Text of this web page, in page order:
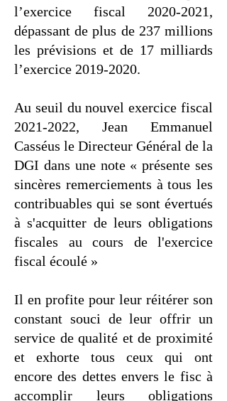
l’exercice fiscal 2020-2021,
dépassant de plus de 237 millions
les prévisions et de 17 milliards
l’exercice 2019-2020.
Au seuil du nouvel exercice fiscal
2021-2022, Jean Emmanuel
Casséus le Directeur Général de la
DGI dans une note « présente ses
sincères remerciements à tous les
contribuables qui se sont évertués
à s'acquitter de leurs obligations
fiscales au cours de l'exercice
fiscal écoulé »
Il en profite pour leur réitérer son
constant souci de leur offrir un
service de qualité et de proximité
et exhorte tous ceux qui ont
encore des dettes envers le fisc à
accomplir leurs obligations